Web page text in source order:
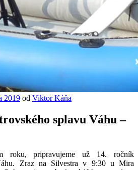
2019 od Viktor Káňa
splavu Váhu –
roku, pripravujeme už 14. ročník
Zraz na Silvestra v 9:30 u Mira